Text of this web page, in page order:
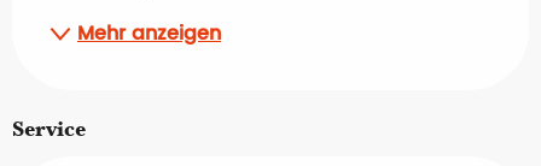
Mehr anzeigen
Service